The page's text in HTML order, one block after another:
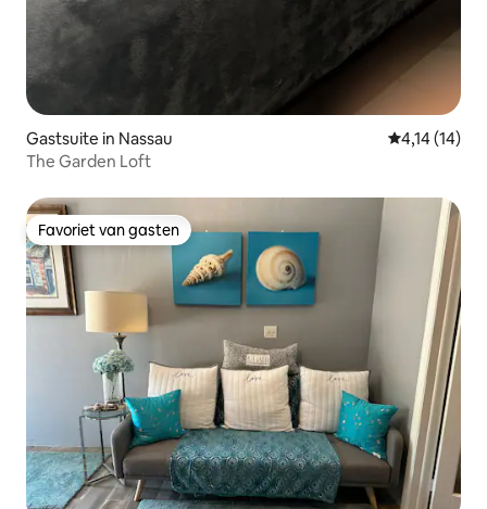
Gastsuite in Nassau Gemiddelde
4,14 (14)
The Garden Loft
Favoriet van gasten
Favoriet van gasten